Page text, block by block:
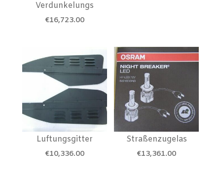
Verdunkelungs
€16,723.00
Luftungsgitter
€10,336.00
Straßenzugelas
€13,361.00